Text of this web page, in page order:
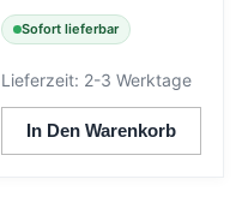
Sofort lieferbar
Lieferzeit: 2-3 Werktage
In Den Warenkorb